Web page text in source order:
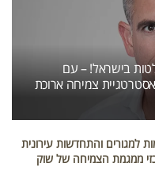
בישראל! – עם
צמיחה ארוכת
למגורים והתחדשות עירונית
ממגמת הצמיחה של שוק